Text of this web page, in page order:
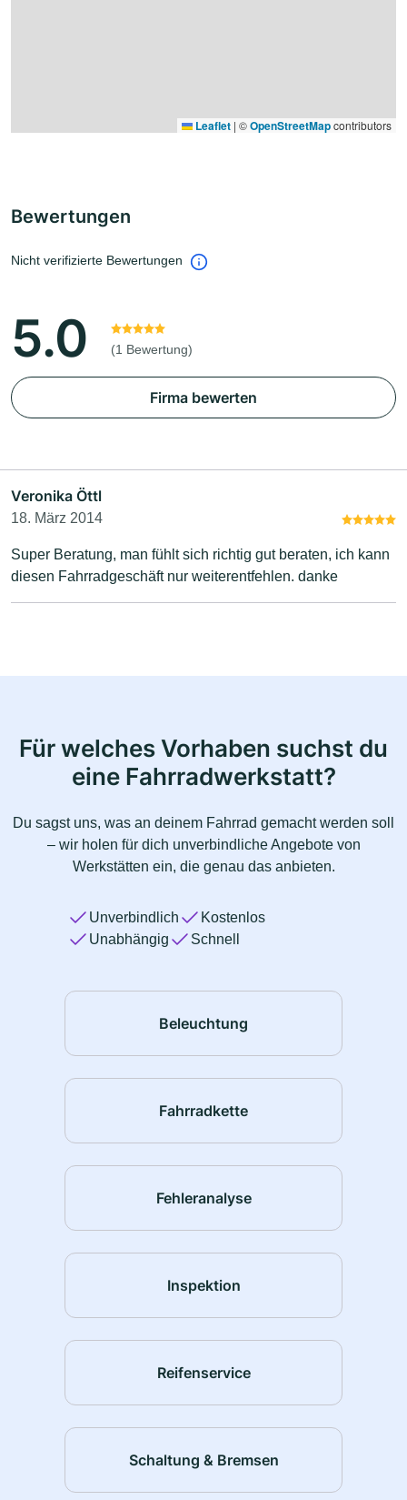
Leaflet | ©OpenStreetMapcontributors
Bewertungen
Nicht verifizierte Bewertungen
5.0 (1 Bewertung)
Firma bewerten
Veronika Öttl
18. März 2014
Super Beratung, man fühlt sich richtig gut beraten, ich kann
diesen Fahrradgeschäft nur weiterentfehlen. danke
Für welches Vorhaben suchst du
eine Fahrradwerkstatt?
Du sagst uns, was an deinem Fahrrad gemacht werden soll
– wir holen für dich unverbindliche Angebote von
Werkstätten ein, die genau das anbieten.
Unverbindlich
Kostenlos
Unabhängig
Schnell
Beleuchtung
Fahrradkette
Fehleranalyse
Inspektion
Reifenservice
Schaltung & Bremsen